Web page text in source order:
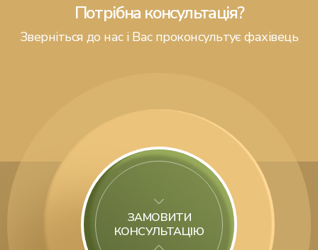
Потрібна консультація?
Зверніться до нас і Вас проконсультує фахівець
ЗАМОВИТИ
КОНСУЛЬТАЦІЮ